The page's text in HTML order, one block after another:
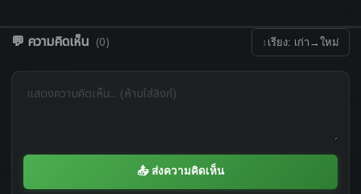
💬 ความคิดเห็น (0) ↕ เรียง: เก่า→ใหม่
📤 ส่งความคิดเห็น